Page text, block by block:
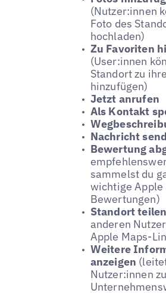
(Nutzer:innen
Foto des
hochladen)
Zu Favoriten
(User:innen
Standort zu
hinzufügen)
Jetzt anrufen
Als Kontakt
Nachricht
Bewertung
sammelst du
wichtige Apple
Bewertungen)
Standort teilen
anderen
Apple Maps-
Weitere
anzeigen
Nutzer:innen